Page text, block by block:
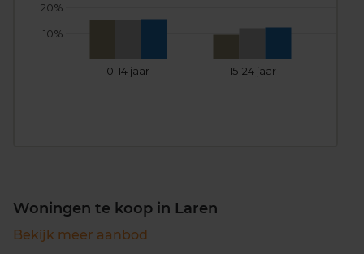
0-14 jaar 15-24 jaar
10%
20%
Woningen te koop in Laren
Bekijk meer aanbod